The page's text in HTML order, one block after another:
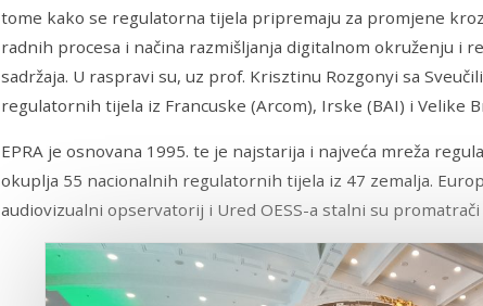
tome kako se regulatorna tijela pripremaju za promjene
radnih procesa i načina razmišljanja digitalnom okruženju i
sadržaja. U raspravi su, uz prof. Krisztinu Rozgonyi sa
regulatornih tijela iz Francuske (Arcom), Irske (BAI) i Velike
EPRA je osnovana 1995. te je najstarija i najveća mreža
okuplja 55 nacionalnih regulatornih tijela iz 47 zemalja.
audiovizualni opservatorij i Ured OESS-a stalni su promatrači